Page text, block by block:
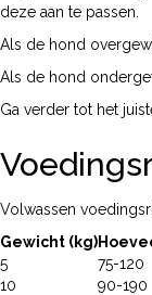
deze aan te passen.
Als de hond
Als de hond
Ga verder tot het
Volwassen
Gewicht (kg)
5
75-120
10
90-190